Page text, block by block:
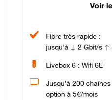
Voir
Fibre très rapide :
jusqu'à ↓ 2 Gbit/s ↑
Livebox 6 : Wifi 6E
Jusqu’à 200
option à 5€/mois